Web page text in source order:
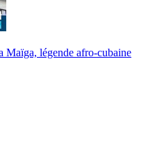
Maïga, légende afro-cubaine